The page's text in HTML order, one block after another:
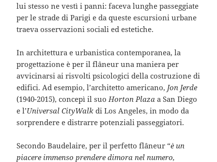
lui stesso ne vestì i panni: faceva lunghe passeggiate
per le strade di Parigi e da queste escursioni urbane
traeva osservazioni sociali ed estetiche.
In architettura e urbanistica contemporanea, la
progettazione è per il flâneur una maniera per
avvicinarsi ai risvolti psicologici della costruzione di
edifici. Ad esempio, l’architetto americano, Jon Jerde
(1940-2015), concepì il suo Horton Plaza a San Diego
e l’Universal CityWalkdi Los Angeles, in modo da
sorprendere e distrarre potenziali passeggiatori.
Secondo Baudelaire, per il perfetto flâneur “è un
piacere immenso prendere dimora nel numero,